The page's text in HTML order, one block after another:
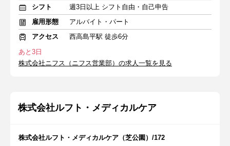
シフト
週3日以上 シフト自由・自己申告
雇用形態
アルバイト・パート
アクセス
西高島平駅 徒歩6分
あと3日
株式会社ニフス（ニフス営業部）の求人一覧を見る
株式会社ルフト・メディカルケア
株式会社ルフト・メディカルケア（芝公園）/172